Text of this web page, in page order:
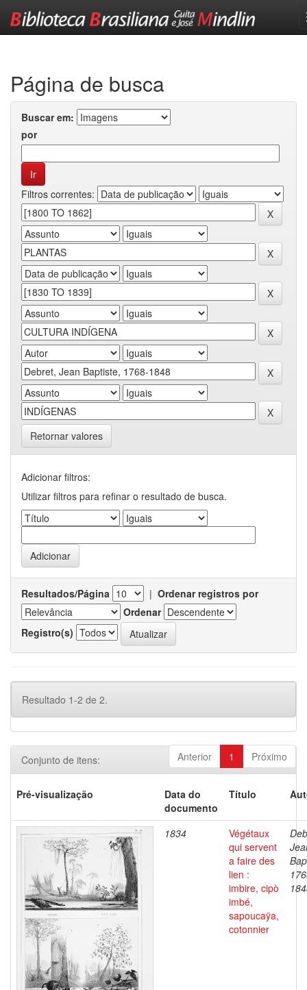
Página de busca
Buscar em:
por
Filtros correntes:
Retornar valores
Adicionar filtros:
Utilizar filtros para refinar o resultado de busca.
Resultados/Página | Ordenar registros por
Ordenar
Registro(s)
Resultado 1-2 de 2.
Anterior 1 Próximo
Conjunto de itens:
Pré-visualização
Data do
documento
Título
1834
Végétaux
qui servent
a faire des
lien :
imbire, cipò
imbé,
sapoucaÿa,
cotonnier